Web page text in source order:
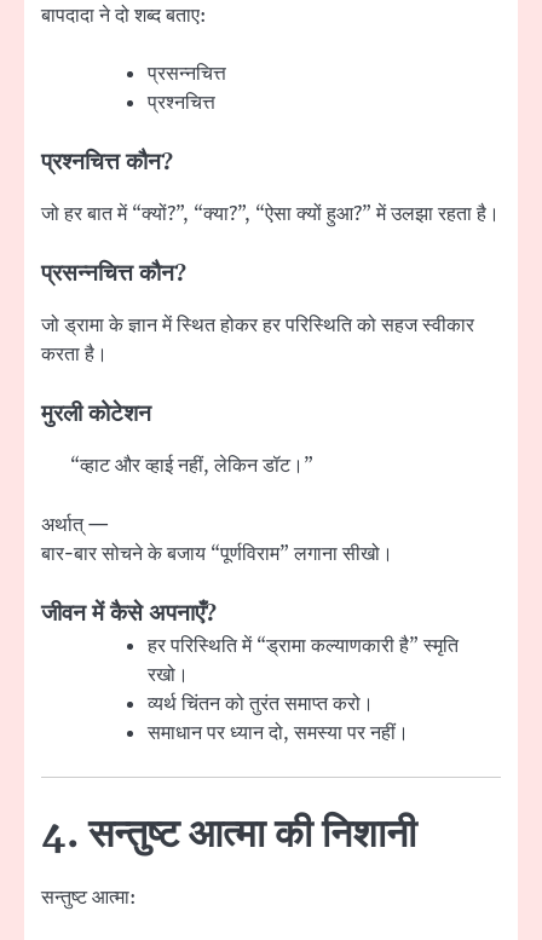
बापदादा ने दो शब्द बताए:
प्रसन्नचित्त
प्रश्नचित्त
प्रश्नचित्त कौन?
जो हर बात में “क्यों?”, “क्या?”, “ऐसा क्यों हुआ?” में उलझा रहता है।
प्रसन्नचित्त कौन?
जो ड्रामा के ज्ञान में स्थित होकर हर परिस्थिति को सहज स्वीकार
करता है।
मुरली कोटेशन
“व्हाट और व्हाई नहीं, लेकिन डॉट।”
अर्थात् —
बार-बार सोचने के बजाय “पूर्णविराम” लगाना सीखो।
जीवन में कैसे अपनाएँ?
हर परिस्थिति में “ड्रामा कल्याणकारी है” स्मृति
रखो।
व्यर्थ चिंतन को तुरंत समाप्त करो।
समाधान पर ध्यान दो, समस्या पर नहीं।
4. सन्तुष्ट आत्मा की निशानी
सन्तुष्ट आत्मा: